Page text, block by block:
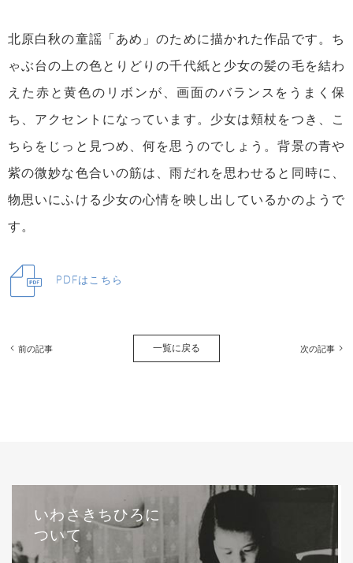
北原白秋の童謡「あめ」のために描かれた作品です。ち
ゃぶ台の上の色とりどりの千代紙と少女の髪の毛を結わ
えた赤と黄色のリボンが、画面のバランスをうまく保
ち、アクセントになっています。少女は頬杖をつき、こ
ちらをじっと見つめ、何を思うのでしょう。背景の青や
紫の微妙な色合いの筋は、雨だれを思わせると同時に、
物思いにふける少女の心情を映し出しているかのようで
す。
PDFはこちら
前の記事 一覧に戻る 次の記事
いわさきちひろに
ついて